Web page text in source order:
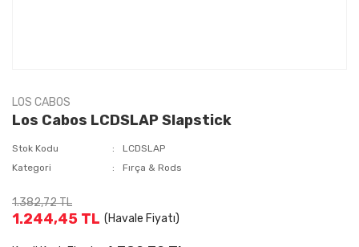
LOS CABOS
Los Cabos LCDSLAP Slapstick
Stok Kodu
LCDSLAP
Kategori
Fırça & Rods
1.382,72 TL
1.244,45 TL (Havale Fiyatı)